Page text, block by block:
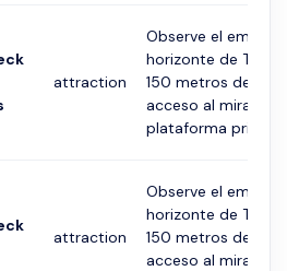
attraction
Observe el
horizonte de Tokio
150 metros de
acceso al mirador
plataforma
attraction
Observe el
horizonte de Tokio
150 metros de
acceso al mirador